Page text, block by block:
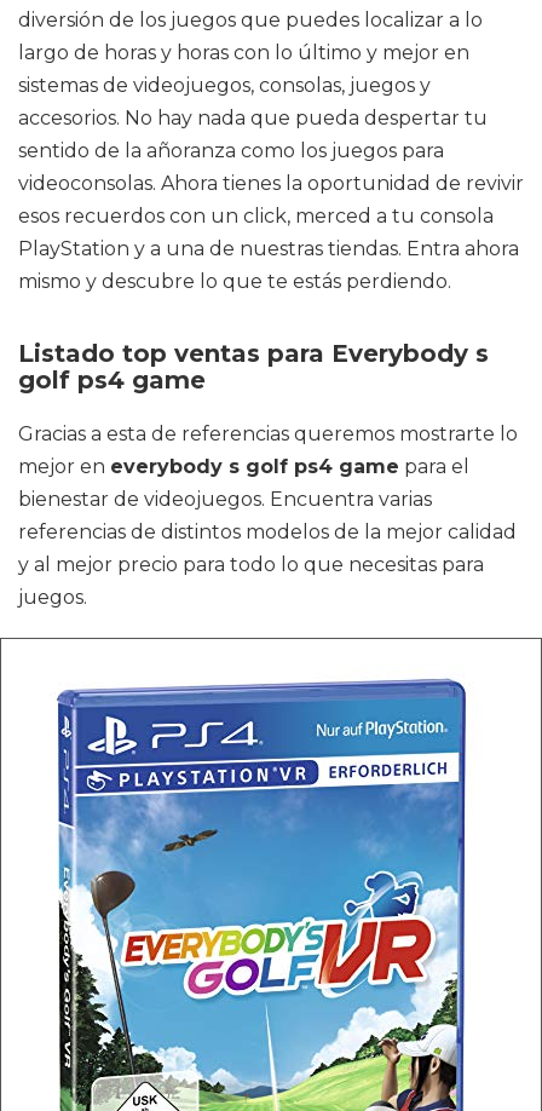
diversión de los juegos que puedes localizar a lo
largo de horas y horas con lo último y mejor en
sistemas de videojuegos, consolas, juegos y
accesorios. No hay nada que pueda despertar tu
sentido de la añoranza como los juegos para
videoconsolas. Ahora tienes la oportunidad de revivir
esos recuerdos con un click, merced a tu consola
PlayStation y a una de nuestras tiendas. Entra ahora
mismo y descubre lo que te estás perdiendo.
Listado top ventas para Everybody s
golf ps4 game
Gracias a esta de referencias queremos mostrarte lo
mejor en everybody s golf ps4 game para el
bienestar de videojuegos. Encuentra varias
referencias de distintos modelos de la mejor calidad
y al mejor precio para todo lo que necesitas para
juegos.